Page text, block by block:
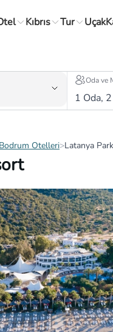
Kıbrıs Tur Uçak
Oda ve
1 Oda, 2
Bodrum Otelleri>Latanya